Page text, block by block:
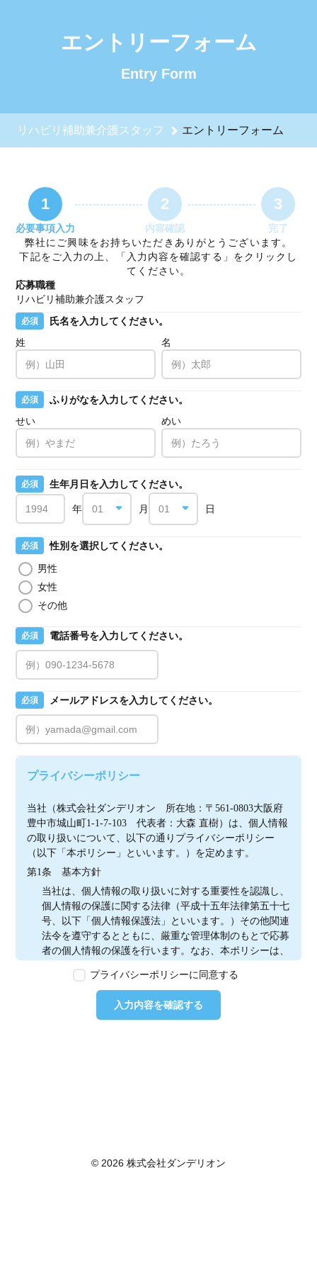
エントリーフォーム
Entry Form
リハビリ補助兼介護スタッフ エントリーフォーム
1
必要事項入力
2
内容確認
3
完了
弊社にご興味をお持ちいただきありがとうございます。
下記をご入力の上、「入力内容を確認する」をクリックし
てください。
応募職種
リハビリ補助兼介護スタッフ
必須
氏名を入力してください。
姓
名
必須
ふりがなを入力してください。
せい
めい
必須 生年月日を入力してください。
年 月 日
必須
性別を選択してください。
男性
女性
その他
必須 電話番号を入力してください。
必須 メールアドレスを入力してください。
プライバシーポリシー
当社（株式会社ダンデリオン　所在地：〒561-0803大阪府
豊中市城山町1-1-7-103　代表者：大森 直樹）は、個人情報
の取り扱いについて、以下の通りプライバシーポリシー
（以下「本ポリシー」といいます。）を定めます。
第1条　基本方針
当社は、個人情報の取り扱いに対する重要性を認識し、
個人情報の保護に関する法律（平成十五年法律第五十七
号、以下「個人情報保護法」といいます。）その他関連
法令を遵守するとともに、厳重な管理体制のもとで応募
者の個人情報の保護を行います。なお、本ポリシーは、
のとします。
第2条　個人情報の定義
本ポリシーにおいて「個人情報」とは、個人情報保護法
利用の停止、消去及び第三者への提供の停止を行うこと
プライバシーポリシーに同意する
入力内容を確認する
© 2026 株式会社ダンデリオン